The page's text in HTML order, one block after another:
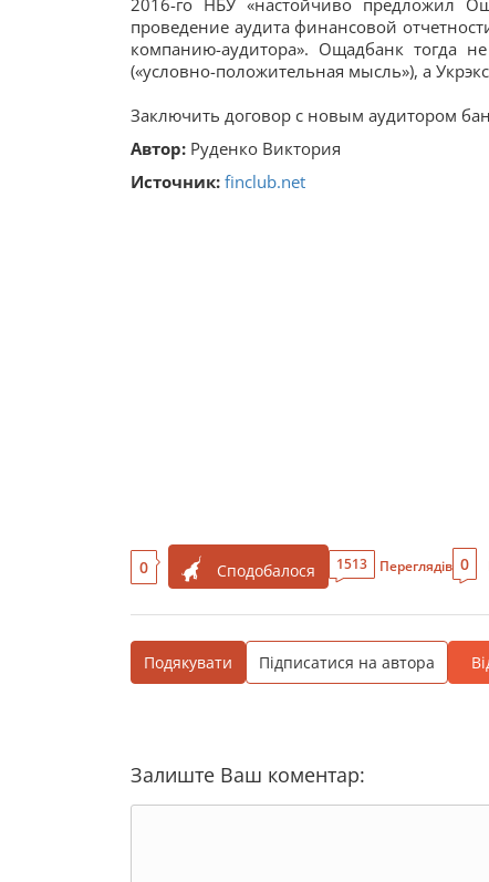
2016-го НБУ «настойчиво предложил
проведение аудита финансовой
компанию-аудитора». Ощадбанк тогда
(«условно-положительная мысль»), а
Заключить договор с новым аудитором
Автор: Руденко Виктория
Источник: finclub.net
0 Сподобалося 1513 Переглядів 0
Подякувати Підписатися на автора
Залиште Ваш коментар: